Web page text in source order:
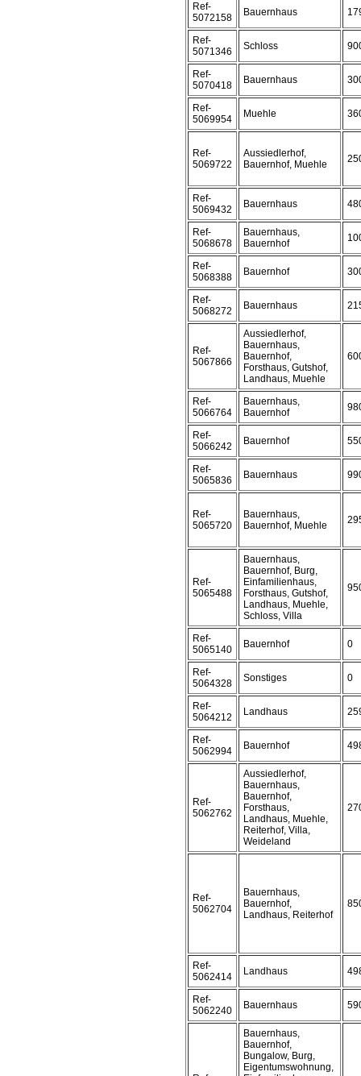
Ref-
5072158
Bauernhaus
Ref-
5071346
Schloss
Ref-
5070418
Bauernhaus
Ref-
5069954
Muehle
Ref-
5069722
Aussiedlerhof,
Bauernhof, Muehle
Ref-
5069432
Bauernhaus
Ref-
5068678
Bauernhaus,
Bauernhof
Ref-
5068388
Bauernhof
Ref-
5068272
Bauernhaus
Ref-
5067866
Aussiedlerhof,
Bauernhaus,
Bauernhof,
Forsthaus, Gutshof,
Landhaus, Muehle
Ref-
5066764
Bauernhaus,
Bauernhof
Ref-
5066242
Bauernhof
Ref-
5065836
Bauernhaus
Ref-
5065720
Bauernhaus,
Bauernhof, Muehle
Ref-
5065488
Bauernhaus,
Bauernhof, Burg,
Einfamilienhaus,
Forsthaus, Gutshof,
Landhaus, Muehle,
Schloss, Villa
Ref-
5065140
Bauernhof 0
Ref-
5064328
Sonstiges 0
Ref-
5064212
Landhaus
Ref-
5062994
Bauernhof
Ref-
5062762
Aussiedlerhof,
Bauernhaus,
Bauernhof,
Forsthaus,
Landhaus, Muehle,
Reiterhof, Villa,
Weideland
Ref-
5062704
Bauernhaus,
Bauernhof,
Landhaus, Reiterhof
Ref-
5062414
Landhaus
Ref-
5062240
Bauernhaus
Bauernhaus,
Bauernhof,
Bungalow, Burg,
Eigentumswohnung,